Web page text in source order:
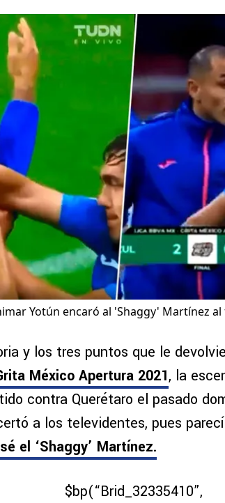
Yotún encaró al 'Shaggy' Martínez
y los tres puntos que le
México Apertura 2021, la
contra Querétaro el pasado
a los televidentes, pues
el ‘Shaggy’ Martínez.
$bp(“Brid_32335410”,